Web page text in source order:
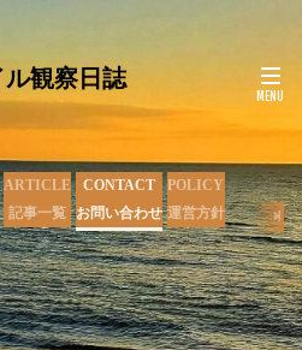
ARTICLE
記事一覧
CONTACT
お問い合わせ
POLICY
運営方針